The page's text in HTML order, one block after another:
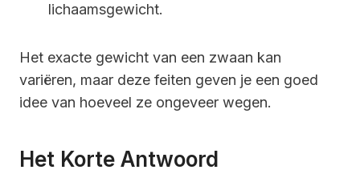
lichaamsgewicht.
Het exacte gewicht van een zwaan kan
variëren, maar deze feiten geven je een goed
idee van hoeveel ze ongeveer wegen.
Het Korte Antwoord